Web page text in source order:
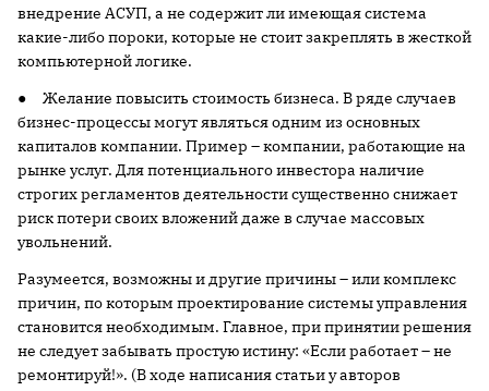
внедрение АСУП, а не содержит ли имеющая система
какие-либо пороки, которые не стоит закреплять в жесткой
компьютерной логике.
● Желание повысить стоимость бизнеса. В ряде случаев
бизнес-процессы могут являться одним из основных
капиталов компании. Пример – компании, работающие на
рынке услуг. Для потенциального инвестора наличие
строгих регламентов деятельности существенно снижает
риск потери своих вложений даже в случае массовых
увольнений.
Разумеется, возможны и другие причины – или комплекс
причин, по которым проектирование системы управления
становится необходимым. Главное, при принятии решения
не следует забывать простую истину: «Если работает – не
ремонтируй!». (В ходе написания статьи у авторов